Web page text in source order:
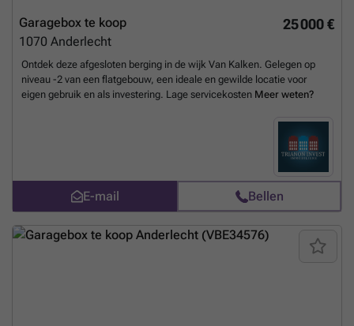
25 000 €
Garagebox te koop
1070 Anderlecht
Ontdek deze afgesloten berging in de wijk Van Kalken. Gelegen op
niveau -2 van een flatgebouw, een ideale en gewilde locatie voor
eigen gebruik en als investering. Lage servicekosten Meer weten?
E-mail Bellen